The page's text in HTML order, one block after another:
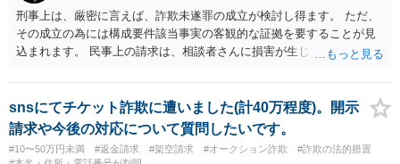
訴訟で解決するのが一番ですが、相手方が遠方である場合は遠方の裁
判所で提訴される可能性もありますので、（費用はかかってしまいま
すが）弁護士へ依頼して正式な拒絶回答を送ることも検討した方がよ
刑事上は、厳密に言えば、詐欺未遂罪の成立が検討し得ます。 ただ、
その成立の為には構成要件該当事実の客観的な証拠を要することが見
込まれます。 民事上の請求は、相談者さんに損害が生じていない以
い場合、最寄りの法律事務所での相談を検討ください。 上記、ご参考
ください。
snsにてチケット詐欺に遭いました(計40万程度)。開示
請求や今後の対応について質問したいです。
#10〜50万円未満 #返金請求 #架空請求 #オークション詐欺
#詐欺の法的措置